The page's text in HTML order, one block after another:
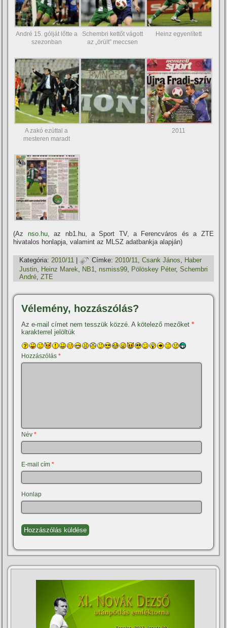
André 15. gólját lőtte a
szezonban
Schembri kettőt vágott
az „örült” meccsen
Heinz egyenlí­tett
A zakó ezúttal a
mesteren maradt
2011
(Az nso.hu, az nb1.hu, a Sport TV, a Ferencváros és a ZTE
hivatalos honlapja, valamint az MLSZ adatbankja alapján)
Kategória: 2010/11 | Címke: 2010/11,Csank János, Haber
Justin, Heinz Marek, NB1, nsmiss99, Pölöskey Péter,Schembri
André,ZTE
Vélemény, hozzászólás?
Az e-mail címet nem tesszük közzé. A kötelező mezőket*
karakterrel jelöltük
Hozzászólás*
Név*
E-mail cím*
Honlap